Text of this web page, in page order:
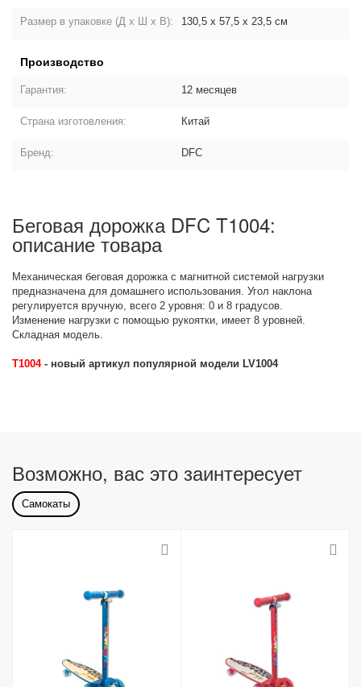
Размер в упаковке (Д х Ш х В): 130,5 х 57,5 х 23,5 см
Производство
Гарантия: 12 месяцев
Страна изготовления: Китай
Бренд: DFC
Беговая дорожка DFC T1004:
описание товара
Механическая беговая дорожка с магнитной системой нагрузки
предназначена для домашнего использования. Угол наклона
регулируется вручную, всего 2 уровня: 0 и 8 градусов.
Изменение нагрузки с помощью рукоятки, имеет 8 уровней.
Складная модель.
T1004- новый артикул популярной модели LV1004
Возможно, вас это заинтересует
Самокаты